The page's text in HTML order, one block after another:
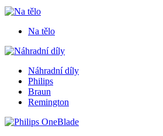
Na tělo
Náhradní díly
Philips
Braun
Remington